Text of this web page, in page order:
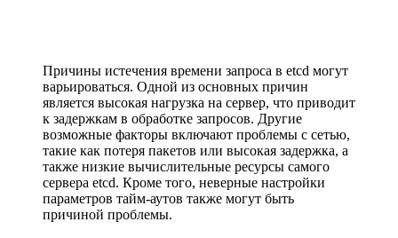
Причины истечения времени запроса в etcd могут
варьироваться. Одной из основных причин
является высокая нагрузка на сервер, что приводит
к задержкам в обработке запросов. Другие
возможные факторы включают проблемы с сетью,
такие как потеря пакетов или высокая задержка, а
также низкие вычислительные ресурсы самого
сервера etcd. Кроме того, неверные настройки
параметров тайм-аутов также могут быть
причиной проблемы.